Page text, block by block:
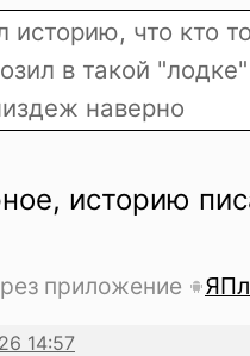
историю, что кто
в такой
наверно
историю
приложение